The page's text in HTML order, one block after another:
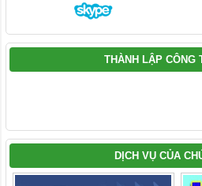
THÀNH LẬP CÔNG
DỊCH VỤ CỦA